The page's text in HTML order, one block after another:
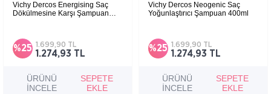
Vichy Dercos Energising Saç
Dökülmesine Karşı Şampuan
tamamlayıcı şampuan.
%25
1.274,93 TL
1.699,90 TL
ÜRÜNÜ
İNCELE
SEPETE
EKLE
Vichy Dercos Neogenic Saç
Yoğunlaştırıcı Şampuan 400ml
%25
1.274,93 TL
1.699,90 TL
ÜRÜNÜ
İNCELE
SEPETE
EKLE